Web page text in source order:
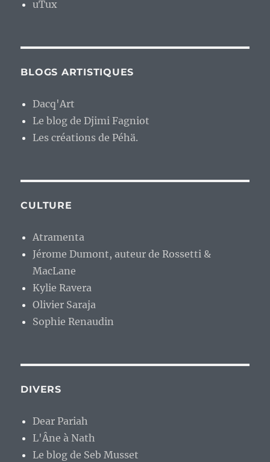
uTux
BLOGS ARTISTIQUES
Dacq'Art
Le blog de Djimi Fagniot
Les créations de Péhä.
CULTURE
Atramenta
Jérome Dumont, auteur de Rossetti &
MacLane
Kylie Ravera
Olivier Saraja
Sophie Renaudin
DIVERS
Dear Pariah
L'Âne à Nath
Le blog de Seb Musset